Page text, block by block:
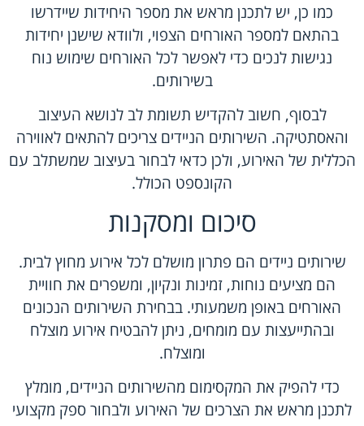
כמו כן, יש לתכנן מראש את מספר היחידות שיידרשו
בהתאם למספר האורחים הצפוי, ולוודא שישנן יחידות
נגישות לנכים כדי לאפשר לכל האורחים שימוש נוח
בשירותים.
לבסוף, חשוב להקדיש תשומת לב לנושא העיצוב
והאסתטיקה. השירותים הניידים צריכים להתאים לאווירה
הכללית של האירוע, ולכן כדאי לבחור בעיצוב שמשתלב עם
הקונספט הכולל.
סיכום ומסקנות
שירותים ניידים הם פתרון מושלם לכל אירוע מחוץ לבית.
הם מציעים נוחות, זמינות ונקיון, ומשפרים את חוויית
האורחים באופן משמעותי. בבחירת השירותים הנכונים
ובהתייעצות עם מומחים, ניתן להבטיח אירוע מוצלח
ומוצלח.
כדי להפיק את המקסימום מהשירותים הניידים, מומלץ
לתכנן מראש את הצרכים של האירוע ולבחור ספק מקצועי